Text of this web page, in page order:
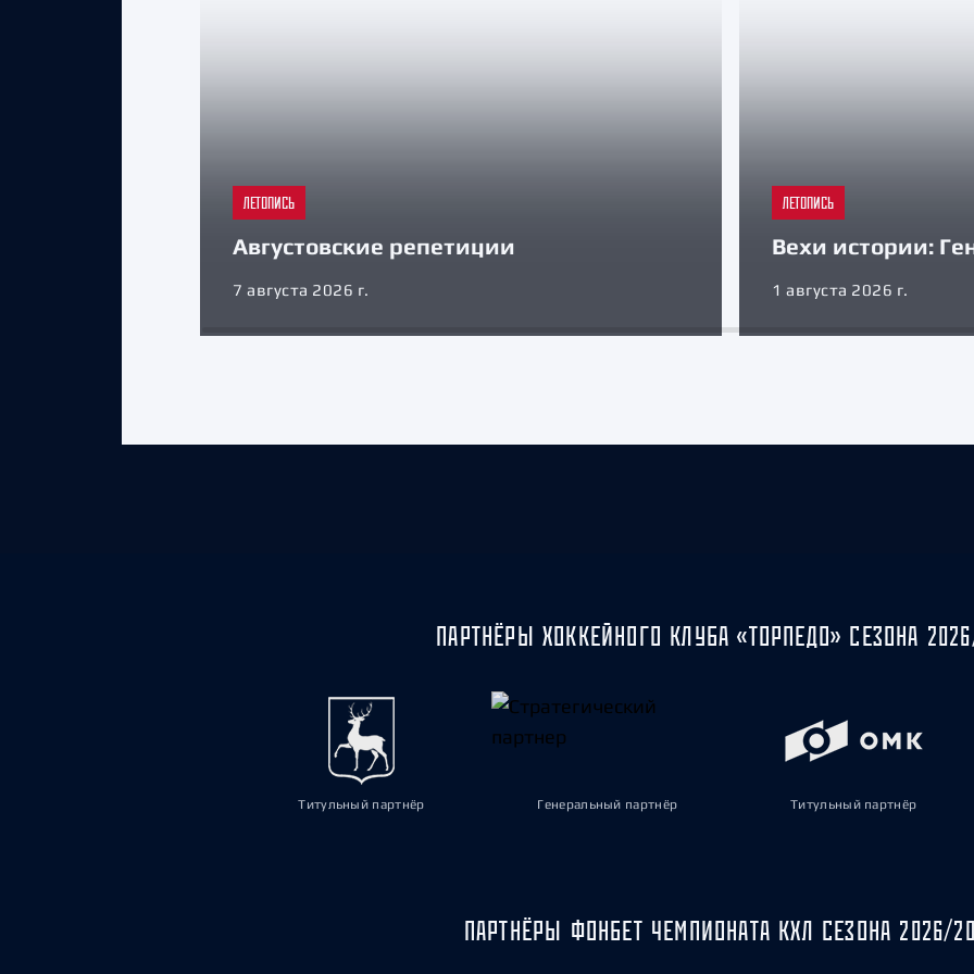
ЛЕТОПИСЬ
Августовские репетиции
7 августа 2026 г.
ЛЕТОПИСЬ
Вехи истории:
1 августа 2026 г.
ПАРТНЁРЫ ХОККЕЙНОГО КЛУБА «ТОРПЕДО» СЕЗОНА
Титульный партнёр Генеральный партнёр Титульный партнёр
ПАРТНЁРЫ ФОНБЕТ ЧЕМПИОНАТА КХЛ СЕЗОНА 2026/